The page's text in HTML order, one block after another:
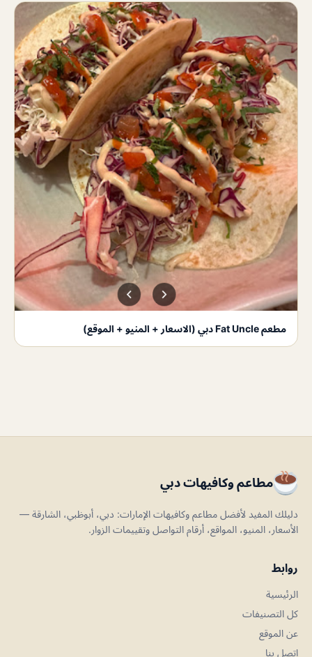
مطعم Fat Uncle دبي (الاسعار + المنيو + الموقع)
مطاعم وكافيهات دبي
دليلك المفيد لأفضل مطاعم وكافيهات الإمارات: دبي، أبوظبي، الشارقة —
الأسعار، المنيو، المواقع، أرقام التواصل وتقييمات الزوار.
روابط
الرئيسية
كل التصنيفات
عن الموقع
اتصل بنا